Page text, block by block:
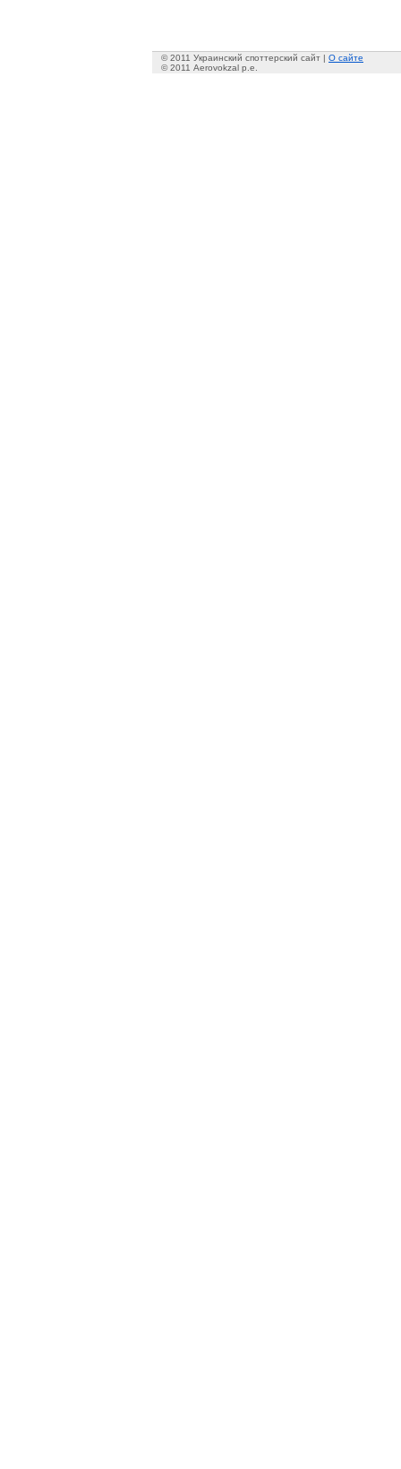
© 2011 Украинский споттерский сайт | О сайте
© 2011 Aerovokzal p.e.